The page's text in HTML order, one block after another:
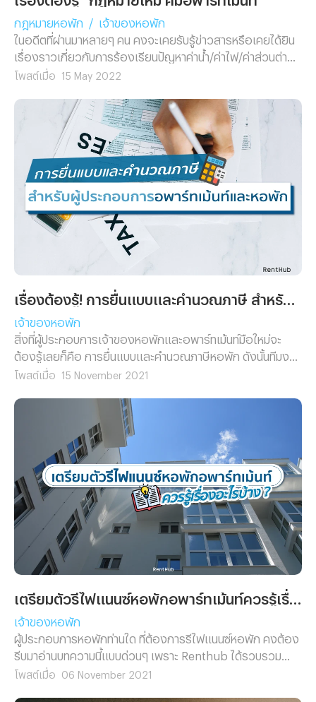
กฎหมายหอพัก /
เจ้าของหอพัก
ในอดีตที่ผ่านมาหลายๆ คน คงจะเคยรับรู้ข่าวสารหรือเคยได้ยิน
เรื่องราวเกี่ยวกับการร้องเรียนปัญหาค่าน้ำ/ค่าไฟ/ค่าส่วนต่าง
เกินความเป็นจริงจากผู้ที่อาศัยอยู่ภายในหอพักและอพาร์ทเม้นท์
หัวหมอ
โพสต์เมื่อ 15 May 2022
เรื่องต้องรู้! การยื่นแบบและคำนวณภาษี สำหรับผู้ประกอบการอพาร์ทเม้นท์และหอพัก
เจ้าของหอพัก
สิ่งที่ผู้ประกอบการเจ้าของหอพักและอพาร์ทเม้นท์มือใหม่จะ
ต้องรู้เลยก็คือ การยื่นแบบและคำนวณภาษีหอพัก ดังนั้นทีมงาน
Renthub จึงได้รวบรวมใจความสำคัญมากฝาก!
โพสต์เมื่อ 15 November 2021
เจ้าของหอพัก
ผู้ประกอบการหอพักท่านใด ที่ต้องการรีไฟแนนซ์หอพัก คงต้อง
รีบมาอ่านบทความนี้แบบด่วนๆ เพราะ Renthub ได้รวบรวม
ข้อมูลที่คุณต้องรู้มาฝาก!
โพสต์เมื่อ 06 November 2021